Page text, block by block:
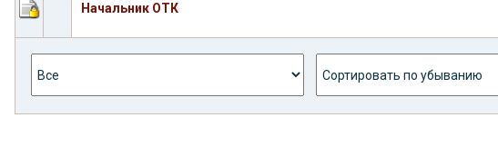
Начальник ОТК